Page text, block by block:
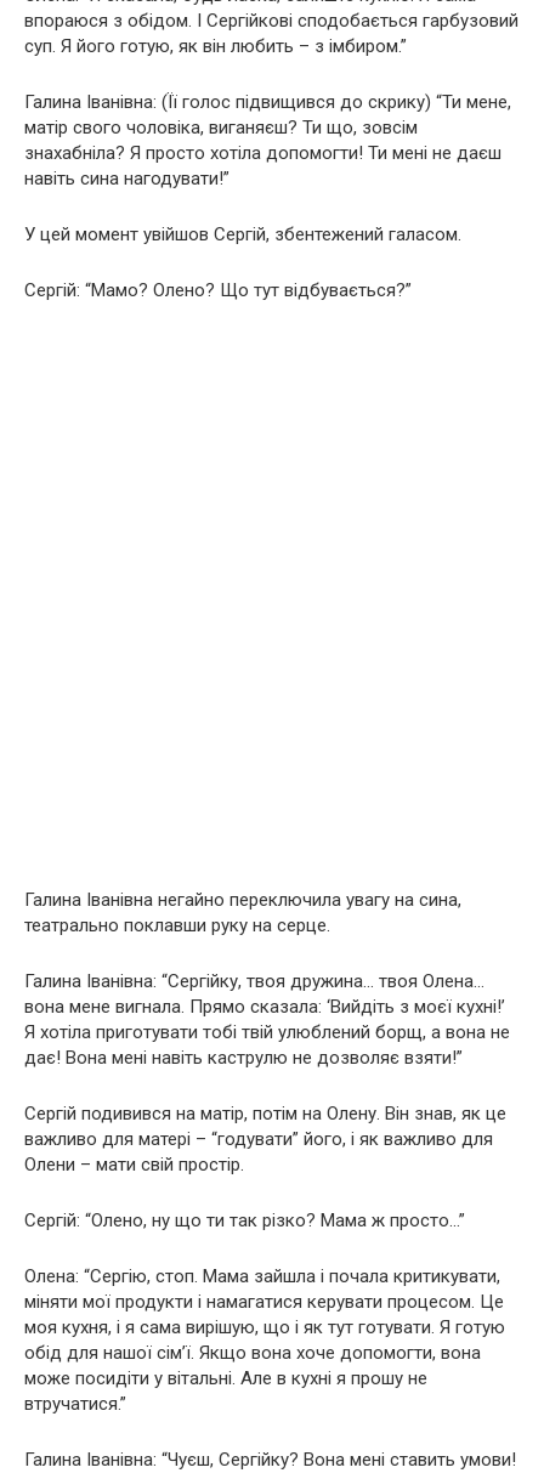
впораюся з обідом. І Сергійкові сподобається гарбузовий
суп. Я його готую, як він любить – з імбиром.”
Галина Іванівна: (Її голос підвищився до скрику) “Ти мене,
матір свого чоловіка, виганяєш? Ти що, зовсім
знахабніла? Я просто хотіла допомогти! Ти мені не даєш
навіть сина нагодувати!”
У цей момент увійшов Сергій, збентежений галасом.
Сергій: “Мамо? Олено? Що тут відбувається?”
Галина Іванівна негайно переключила увагу на сина,
театрально поклавши руку на серце.
Галина Іванівна: “Сергійку, твоя дружина… твоя Олена…
вона мене вигнала. Прямо сказала: ‘Вийдіть з моєї кухні!’
Я хотіла приготувати тобі твій улюблений борщ, а вона не
дає! Вона мені навіть каструлю не дозволяє взяти!”
Сергій подивився на матір, потім на Олену. Він знав, як це
важливо для матері – “годувати” його, і як важливо для
Олени – мати свій простір.
Сергій: “Олено, ну що ти так різко? Мама ж просто…”
Олена: “Сергію, стоп. Мама зайшла і почала критикувати,
міняти мої продукти і намагатися керувати процесом. Це
моя кухня, і я сама вирішую, що і як тут готувати. Я готую
обід для нашої сім’ї. Якщо вона хоче допомогти, вона
може посидіти у вітальні. Але в кухні я прошу не
втручатися.”
Галина Іванівна: “Чуєш, Сергійку? Вона мені ставить умови!